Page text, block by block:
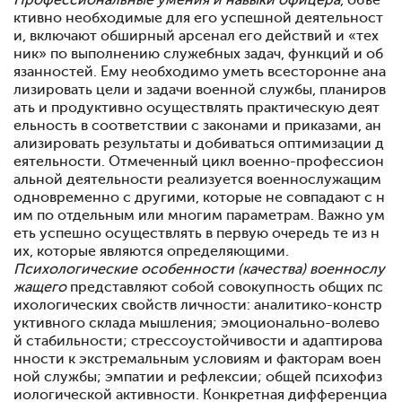
к­тивно необходимые для его успешной деятельност
и, вклю­чают обширный арсенал его действий и «тех
ник» по выпол­нению служебных задач, функций и об
язанностей. Ему не­обходимо уметь всесторонне ана
лизировать цели и задачи военной службы, планиров
ать и продуктивно осуществлять практическую деят
ельность в соответствии с законами и приказами, ан
ализировать результаты и добиваться опти­мизации д
еятельности. Отмеченный цикл военно-професси­он
альной деятельности реализуется военнослужащим
одновременно с другими, которые не совпадают с н
им по от­дельным или многим параметрам. Важно ум
еть успешно осуществлять в первую очередь те из н
их, которые являют­ся определяющими.
Психологические особенности (качества) военнослу
жащегопред­ставляют собой совокупность общих пс
ихологических свойств личности: аналитико-констр
уктивного склада мышления; эмоционально-волево
й стабильности; стрессоустойчивости и адаптирова
нности к экстремальным условиям и факто­рам воен
ной службы; эмпатии и рефлексии; общей психо­физ
иологической активности. Конкретная дифференциа